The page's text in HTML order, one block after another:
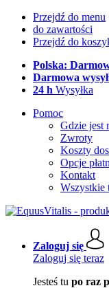
Przejdź do menu
do zawartości
Przejdź do
Polska:
Darmowa
24 h Wysyłka
Pomoc
Gdzie jest
Zwroty
Koszty
Opcje
Kontakt
Wszystkie
Zaloguj się
Zaloguj się teraz
Jesteś tu po raz